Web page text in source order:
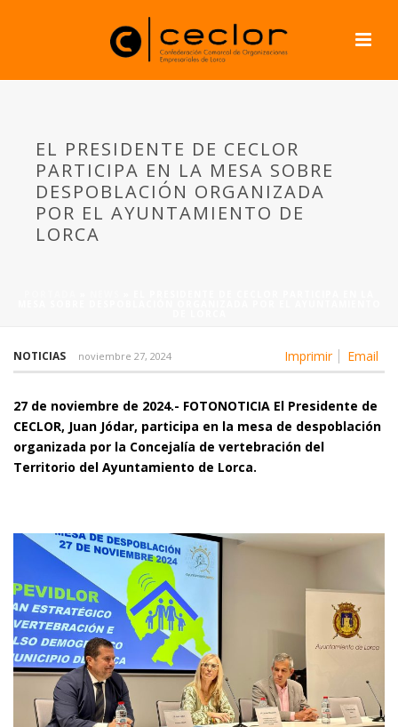
EL PRESIDENTE DE CECLOR
PARTICIPA EN LA MESA SOBRE
DESPOBLACIÓN ORGANIZADA
POR EL AYUNTAMIENTO DE
LORCA
Imprimir Email
NOTICIAS noviembre 27, 2024
27 de noviembre de 2024.- FOTONOTICIA El Presidente de
CECLOR, Juan Jódar, participa en la mesa de despoblación
organizada por la Concejalía de vertebración del
Territorio del Ayuntamiento de Lorca.